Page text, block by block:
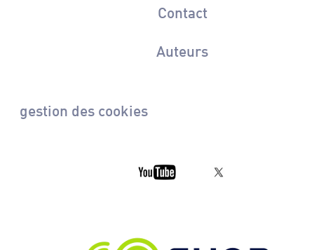
Contact
Auteurs
gestion des cookies